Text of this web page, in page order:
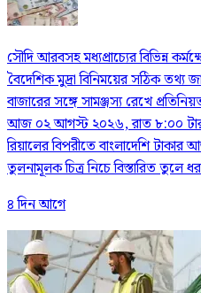
সৌদি আরবসহ মধ্যপ্রাচ্যের বিভিন্ন
বৈদেশিক মুদ্রা বিনিময়ের সঠিক তথ্য
বাজারের সঙ্গে সামঞ্জস্য রেখে
আজ ০২ আগস্ট ২০২৬, রাত ৮:০০
রিয়ালের বিপরীতে বাংলাদেশি
তুলনামূলক চিত্র নিচে বিস্তারিত তুলে
৪ দিন আগে